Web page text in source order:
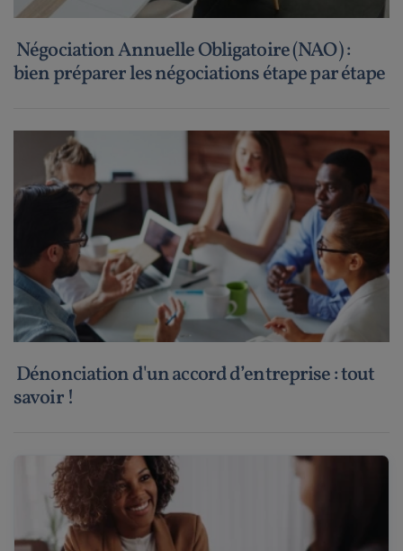
Négociation Annuelle Obligatoire (NAO) :
bien préparer les négociations étape par étape
Dénonciation d'un accord d’entreprise : tout
savoir !